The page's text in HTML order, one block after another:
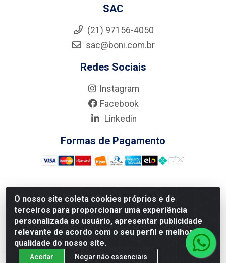
O nosso site coleta cookies próprios e de
terceiros para proporcionar uma experiência
personalizada ao usuário, apresentar publicidade
relevante de acordo com o seu perfil e melhorar a
qualidade do nosso site.
Aceitar Negar não essenciais
SAC
(21) 97156-4050
sac@boni.com.br
Redes Sociais
Instagram
Facebook
Linkedin
Formas de Pagamento
Nova Boni Distribuidora de Material de Construção LTDA
- Rua Alice Tibiriçá, 330 - Vila Da Penha, Rio de
Janeiro/RJ - CEP: 21.210-110 - CNPJ: 11.003.135/0001-
27